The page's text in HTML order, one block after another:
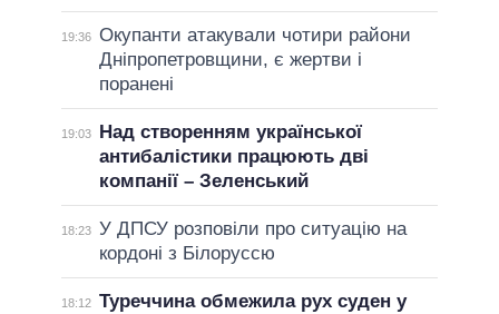
19:36 Окупанти атакували чотири райони
Дніпропетровщини, є жертви і
поранені
19:03
Над створенням української
антибалістики працюють дві
компанії – Зеленський
18:23 У ДПСУ розповіли про ситуацію на
кордоні з Білоруссю
18:12 Туреччина обмежила рух суден у